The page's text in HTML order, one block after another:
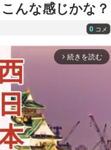
んな感じかな？
0 コメ
arrow_forward_ios 続きを読む